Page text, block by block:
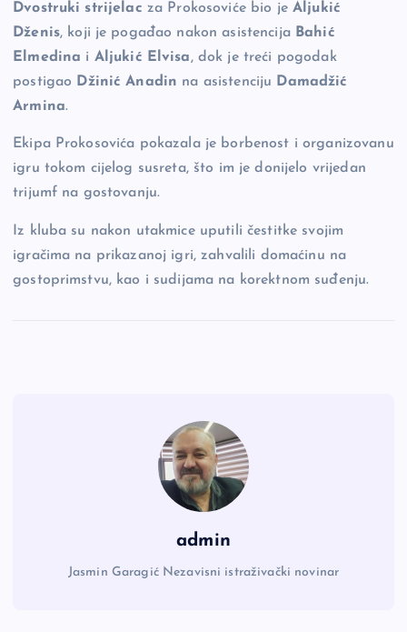
Dvostruki strijelac za Prokosoviće bio jeAljukić
Dženis, koji je pogađao nakon asistencija Bahić
Elmedina i Aljukić Elvisa, dok je treći pogodak
postigao Džinić Anadin na asistenciju Damadžić
Armina.
Ekipa Prokosovića pokazala je borbenost i organizovanu
igru tokom cijelog susreta, što im je donijelo vrijedan
trijumf na gostovanju.
Iz kluba su nakon utakmice uputili čestitke svojim
igračima na prikazanoj igri, zahvalili domaćinu na
gostoprimstvu, kao i sudijama na korektnom suđenju.
admin
Jasmin Garagić Nezavisni istraživački novinar